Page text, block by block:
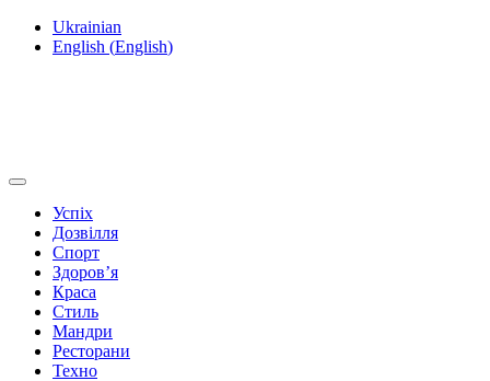
Ukrainian
English (English)
Успіх
Дозвілля
Спорт
Здоров’я
Краса
Стиль
Мандри
Ресторани
Техно